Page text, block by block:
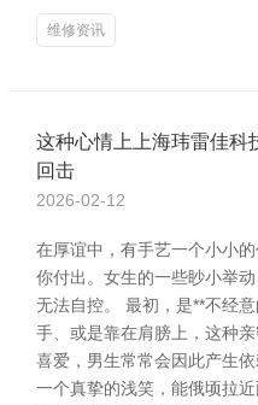
维修资讯
这种心情上上海玮雷佳科
回击
2026-02-12
在厚谊中，有手艺一个小小
你付出。女生的一些眇小举
无法自控。 最初，是**不经
手、或是靠在肩膀上，这种
喜爱，男生常常会因此产生
一个真挚的浅笑，能俄顷拉